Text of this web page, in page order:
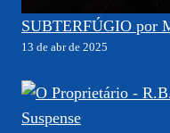
SUBTERFÚGIO por
13 de abr de 2025